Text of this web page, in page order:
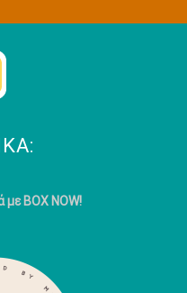
BOX NOW!